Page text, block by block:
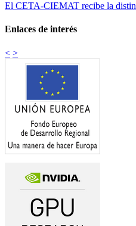
El CETA-CIEMAT recibe la
Enlaces de interés
< >